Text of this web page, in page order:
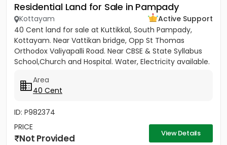
Residential Land for Sale in Pampady
Kottayam
Active Support
40 Cent land for sale at Kuttikkal, South Pampady,
Kottayam. Near Vattikan bridge, Opp St Thomas
Orthodox Valiyapalli Road. Near CBSE & State Syllabus
School,Church and Hospital. Water, Electricity available.
Area
40 Cent
ID: P982374
PRICE
Not Provided View Details